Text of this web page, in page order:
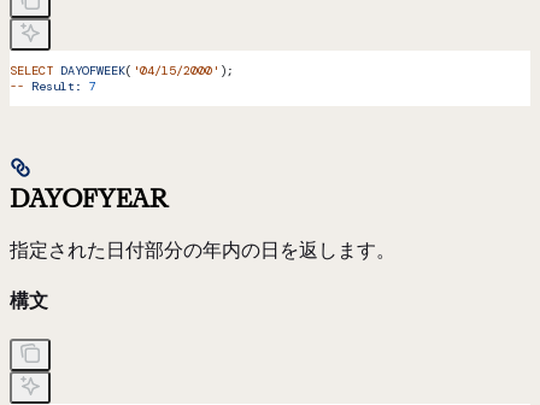
SELECT DAYOFWEEK( '04/15/2000' );
-- Result: 7
DAYOFYEAR
指定された日付部分の年内の日を返します。
構文